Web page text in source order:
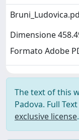
Dimensione
Formato Adobe
The text of this
Padova. Full
exclusive license